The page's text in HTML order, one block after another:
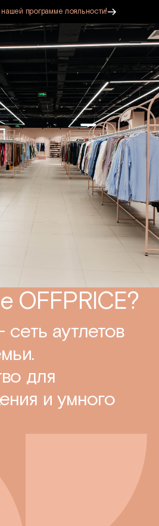
нашей программе лояльности!
OFFPRICE?
сеть аутлетов
для
и умного